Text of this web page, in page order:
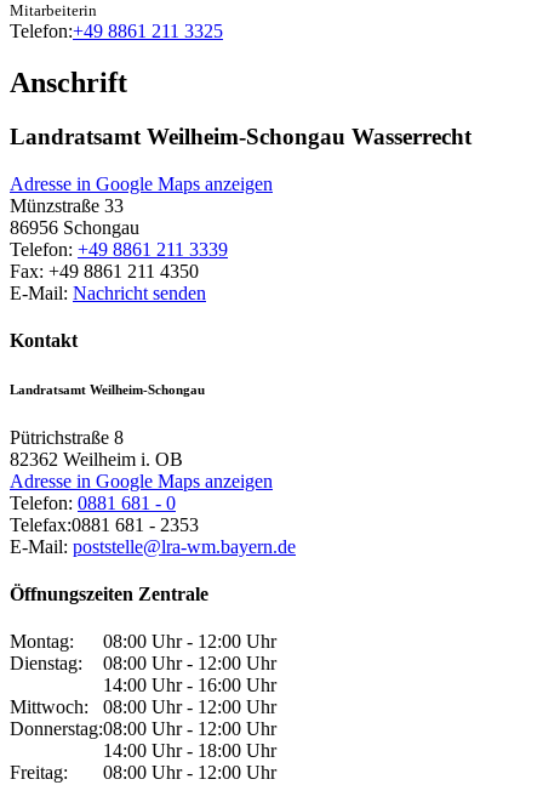
Mitarbeiterin
Telefon:+49 8861 211 3325
Anschrift
Landratsamt Weilheim-Schongau Wasserrecht
Adresse in Google Maps anzeigen
Münzstraße 33
86956 Schongau
Telefon: +49 8861 211 3339
Fax: +49 8861 211 4350
E-Mail: Nachricht senden
Kontakt
Landratsamt Weilheim-Schongau
Pütrichstraße 8
82362 Weilheim i. OB
Adresse in Google Maps anzeigen
Telefon: 0881 681 - 0
Telefax:0881 681 - 2353
E-Mail: poststelle@lra-wm.bayern.de
Öffnungszeiten Zentrale
Montag:
08:00 Uhr - 12:00 Uhr
Dienstag:
08:00 Uhr - 12:00 Uhr
14:00 Uhr - 16:00 Uhr
Mittwoch:
08:00 Uhr - 12:00 Uhr
Donnerstag:08:00 Uhr - 12:00 Uhr
14:00 Uhr - 18:00 Uhr
Freitag:
08:00 Uhr - 12:00 Uhr